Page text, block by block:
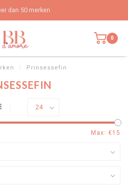
dan 50 merken
0
/ Prinsessefin
Max: €15